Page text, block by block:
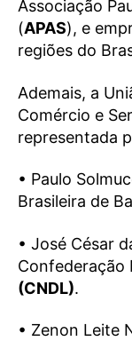
Associação
(APAS), e
regiões do
Ademais, a
Comércio e
representada
• Paulo
Brasileira de
• José César
Confederação
(CNDL).
• Zenon Leite